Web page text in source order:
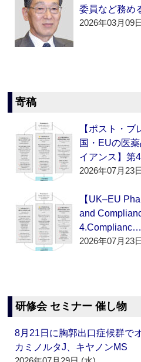
委員など務め
2026年03月09
寄稿
【ポスト・
国・EUの医
イアンス】第
2026年07月23
【UK–EU
and
4.Complianc…
2026年07月23
研修会 セミナー 催し物
8月21日に胸郭出口症候群
カミノルタJ、キヤノンMS